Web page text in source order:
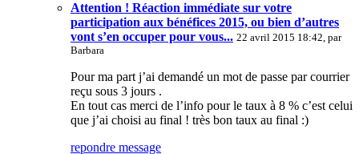
Attention ! Réaction immédiate sur votre
participation aux bénéfices 2015, ou bien d’autres
vont s’en occuper pour vous... 22 avril 2015 18:42, par
Barbara
Pour ma part j’ai demandé un mot de passe par courrier
reçu sous 3 jours .
En tout cas merci de l’info pour le taux à 8 % c’est celui
que j’ai choisi au final ! très bon taux au final :)
repondre message